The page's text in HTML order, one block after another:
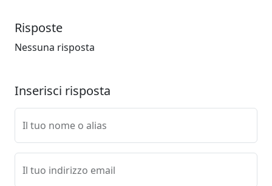
Risposte
Nessuna risposta
Inserisci risposta
Il tuo nome o alias
Il tuo indirizzo email